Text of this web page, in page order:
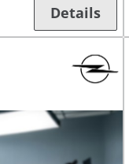
Details